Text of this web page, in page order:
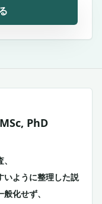
PhD
いように整理した説
化せず、